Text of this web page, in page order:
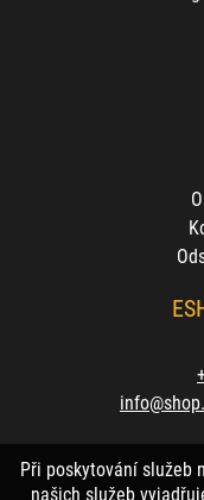
Při poskytování služeb
našich služeb